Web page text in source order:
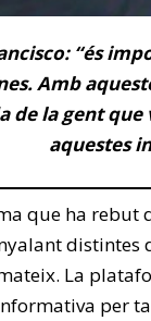
“és
Amb
de la gent
aquestes
que ha rebut
distintes
La
per